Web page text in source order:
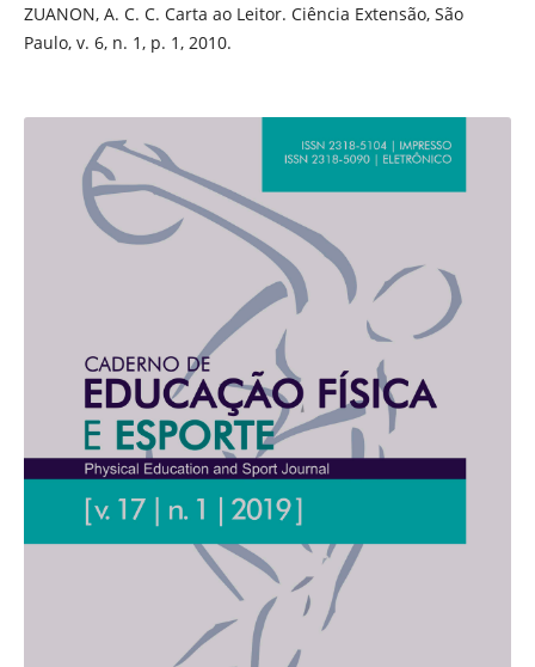
ZUANON, A. C. C. Carta ao Leitor. Ciência Extensão, São
Paulo, v. 6, n. 1, p. 1, 2010.